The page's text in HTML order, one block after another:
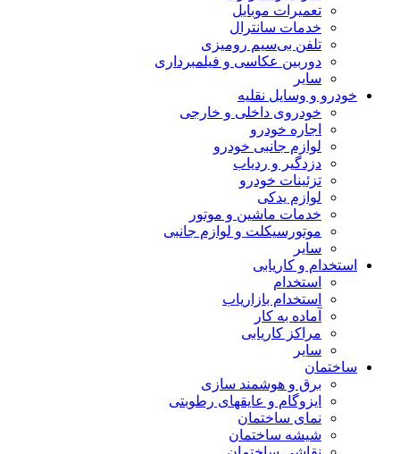
تعمیرات موبایل
خدمات سانترال
تلفن بی‌سیم رومیزی
دوربین عکاسی و فیلمبرداری
سایر
خودرو و وسایل نقلیه
خودروی داخلی و خارجی
اجاره خودرو
لوازم جانبی خودرو
دزدگیر و ردیاب
تزئینات خودرو
لوازم یدکی
خدمات ماشین و موتور
موتورسیکلت و لوازم جانبی
سایر
استخدام و کاریابی
استخدام
استخدام بازاریاب
آماده به کار
مراکز کاریابی
سایر
ساختمان
برق و هوشمند سازی
ایزوگام و عایقهای رطوبتی
نمای ساختمان
شیشه ساختمان